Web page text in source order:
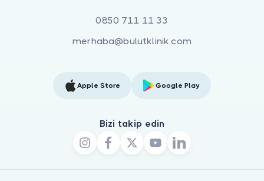
0850 711 11 33
merhaba@bulutklinik.com
Apple Store Google Play
Bizi takip edin